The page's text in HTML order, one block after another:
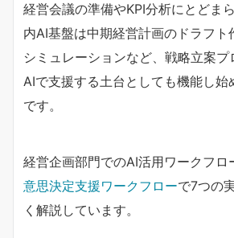
経営会議の準備やKPI分析にとどま
内AI基盤は中期経営計画のドラフト
シミュレーションなど、戦略立案
AIで支援する土台としても機能し始
です。
経営企画部門でのAI活用ワークフロ
意思決定支援ワークフローで7つの
く解説しています。